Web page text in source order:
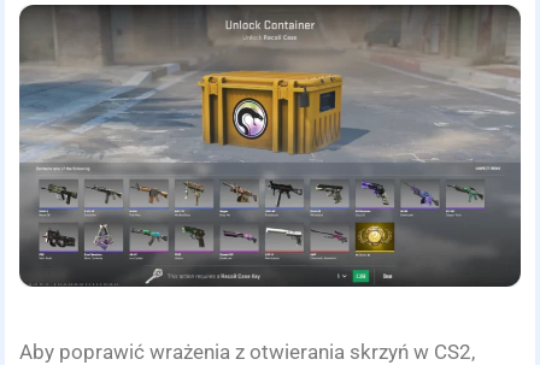
Aby poprawić wrażenia z otwierania skrzyń w CS2,